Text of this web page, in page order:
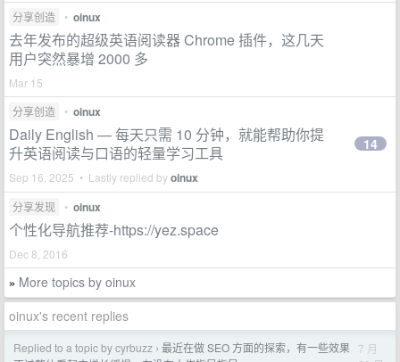
分享创造 • oinux
去年发布的超级英语阅读器 Chrome 插件，这几天
用户突然暴增 2000 多
Mar 15
分享创造
• oinux
Daily English — 每天只需 10 分钟，就能帮助你提
升英语阅读与口语的轻量学习工具
Sep 16, 2025 • Lastly replied byoinux
14
分享发现 • oinux
个性化导航推荐-https://yez.space
Dec 8, 2016
» More topics by oinux
oinux's recent replies
Replied to a topic by cyrbuzz › 最近在做 SEO 方面的探索，有一些效果 7 月